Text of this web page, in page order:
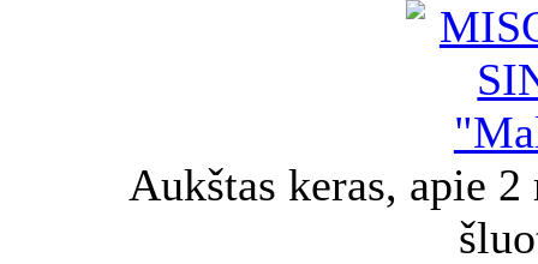
Aukštas keras, apie